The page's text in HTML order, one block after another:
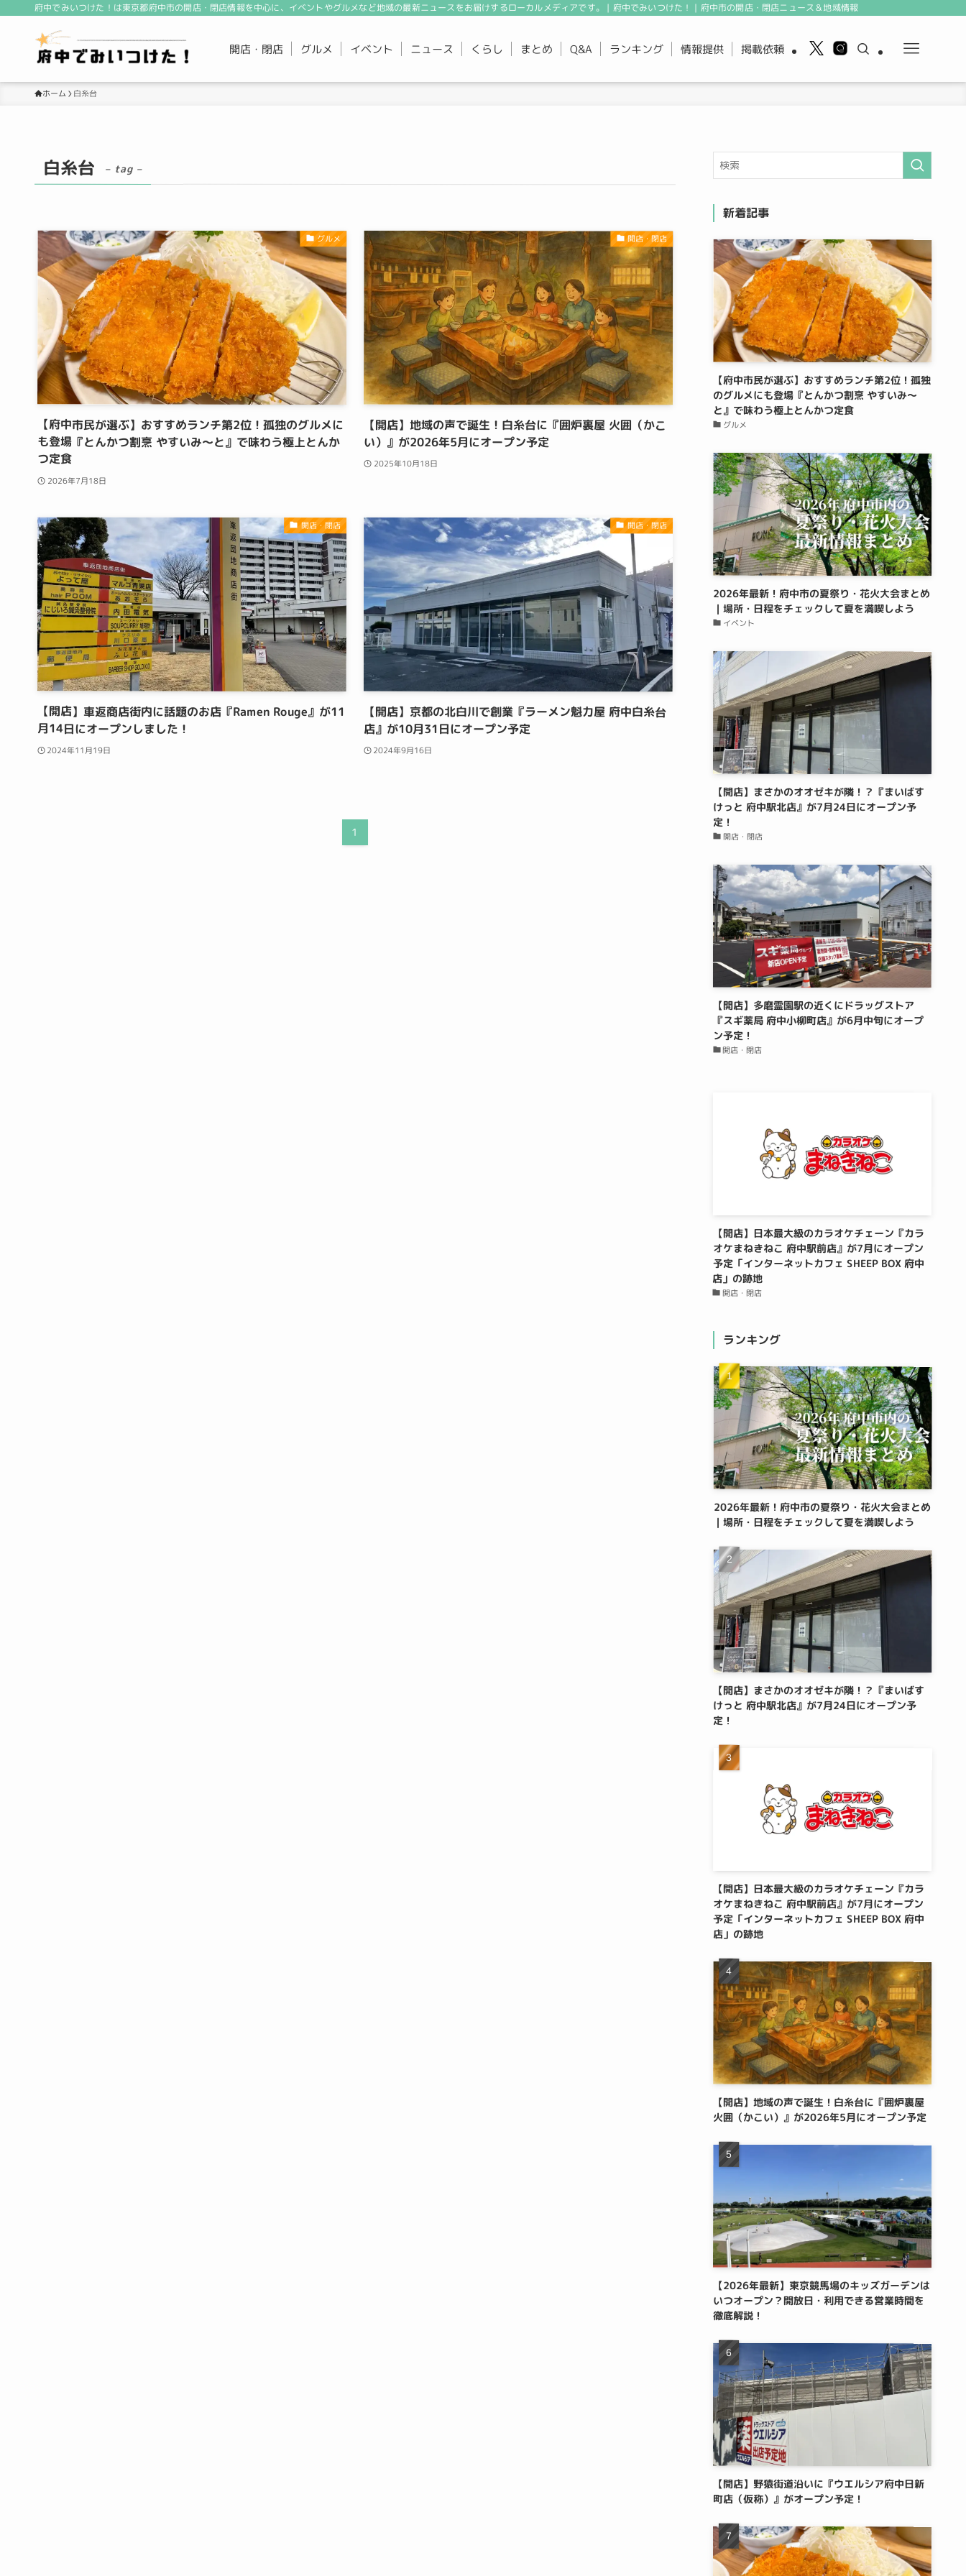
府中でみいつけた！は東京都府中市の開店・閉店情報を中心に、イベントやグルメなど地域の最新ニュースをお届けするローカルメディアです。 | 府中でみいつけた！｜府中市の開店・閉店ニュース＆地域情報
開店・閉店 グルメ イベント ニュース くらし まとめ Q&A ランキング 情報提供 掲載依頼
ホーム 白糸台
白糸台 – tag –
グルメ
【府中市民が選ぶ】おすすめランチ第2位！孤独のグルメに
も登場『とんかつ割烹 やすいみ〜と』で味わう極上とんか
つ定食
2026年7月18日
開店・閉店
【開店】地域の声で誕生！白糸台に『囲炉裏屋 火囲（かこ
い）』が2026年5月にオープン予定
2025年10月18日
開店・閉店
【開店】車返商店街内に話題のお店『Ramen Rouge』が11
月14日にオープンしました！
2024年11月19日
開店・閉店
【開店】京都の北白川で創業『ラーメン魁力屋 府中白糸台
店』が10月31日にオープン予定
2024年9月16日
1
新着記事
【府中市民が選ぶ】おすすめランチ第2位！孤独
のグルメにも登場『とんかつ割烹 やすいみ〜
と』で味わう極上とんかつ定食
グルメ
2026年最新！府中市の夏祭り・花火大会まとめ
｜場所・日程をチェックして夏を満喫しよう
イベント
【開店】まさかのオオゼキが隣！？『まいばす
けっと 府中駅北店』が7月24日にオープン予
定！
開店・閉店
【開店】多磨霊園駅の近くにドラッグストア
『スギ薬局 府中小柳町店』が6月中旬にオープ
ン予定！
開店・閉店
【開店】日本最大級のカラオケチェーン『カラ
オケまねきねこ 府中駅前店』が7月にオープン
予定「インターネットカフェ SHEEP BOX 府中
店」の跡地
開店・閉店
ランキング
2026年最新！府中市の夏祭り・花火大会まとめ
｜場所・日程をチェックして夏を満喫しよう
【開店】まさかのオオゼキが隣！？『まいばす
けっと 府中駅北店』が7月24日にオープン予
定！
【開店】日本最大級のカラオケチェーン『カラ
オケまねきねこ 府中駅前店』が7月にオープン
予定「インターネットカフェ SHEEP BOX 府中
店」の跡地
【開店】地域の声で誕生！白糸台に『囲炉裏屋
火囲（かこい）』が2026年5月にオープン予定
【2026年最新】東京競馬場のキッズガーデンは
いつオープン？開放日・利用できる営業時間を
徹底解説！
【開店】野猿街道沿いに『ウエルシア府中日新
町店（仮称）』がオープン予定！